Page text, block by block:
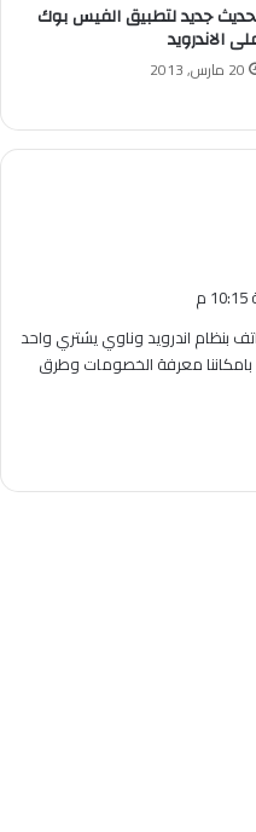
جديد لتطبيق الفيس بوك
الاندرويد
20 مارس, 2013
بنظام اندرويد وناوي يشتري واحد
معرفة الخصومات وطرق